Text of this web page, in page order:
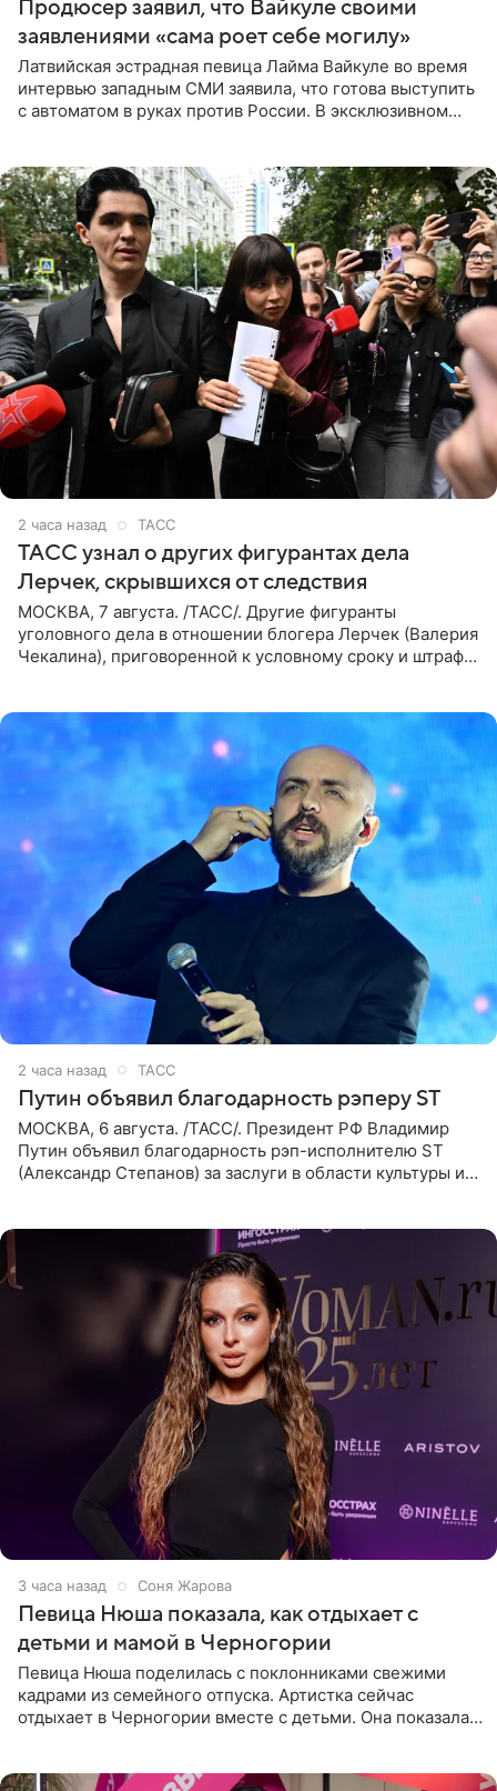
Продюсер заявил, что Вайкуле своими
заявлениями «сама роет себе могилу»
Латвийская эстрадная певица Лайма Вайкуле во время
интервью западным СМИ заявила, что готова выступить
с автоматом в руках против России. В эксклюзивном
2 часа назад ТАСС
ТАСС узнал о других фигурантах дела
Лерчек, скрывшихся от следствия
МОСКВА, 7 августа. /ТАСС/. Другие фигуранты
уголовного дела в отношении блогера Лерчек (Валерия
Чекалина), приговоренной к условному сроку и штрафу,
2 часа назад ТАСС
Путин объявил благодарность рэперу ST
МОСКВА, 6 августа. /ТАСС/. Президент РФ Владимир
Путин объявил благодарность рэп-исполнителю ST
(Александр Степанов) за заслуги в области культуры и
3 часа назад Соня Жарова
Певица Нюша показала, как отдыхает с
детьми и мамой в Черногории
Певица Нюша поделилась с поклонниками свежими
кадрами из семейного отпуска. Артистка сейчас
отдыхает в Черногории вместе с детьми. Она показала,